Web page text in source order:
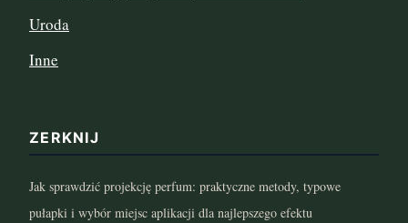
kwiecień 2022
luty 2022
styczeń 2022
Uroda
Inne
ZERKNIJ
Jak sprawdzić projekcję perfum: praktyczne metody, typowe
pułapki i wybór miejsc aplikacji dla najlepszego efektu